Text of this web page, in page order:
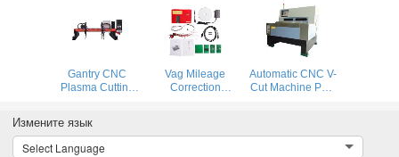
Gantry CNC
Plasma Cutting
machine for steel
plate
Vag Mileage
Correction
Mileage
Automatic CNC V-
Cut Machine PCB
Измените язык
Select Language